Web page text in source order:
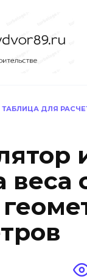
ТАБЛИЦА ДЛЯ